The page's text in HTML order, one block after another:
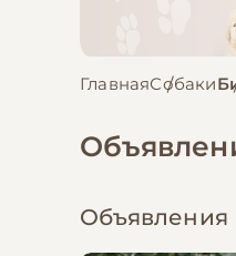
ГлавнаяСобаки
Объявления